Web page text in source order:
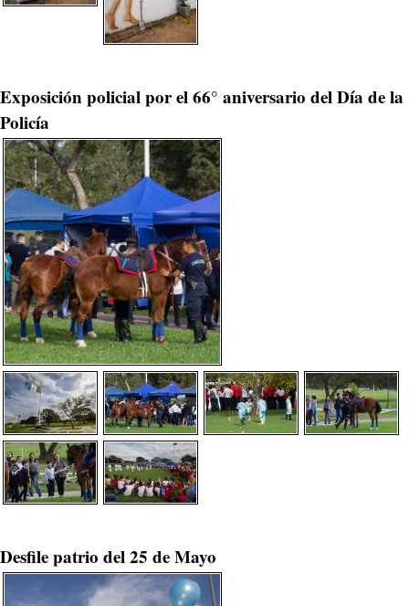
Exposición policial por el 66° aniversario del Día de la
Policía
Desfile patrio del 25 de Mayo